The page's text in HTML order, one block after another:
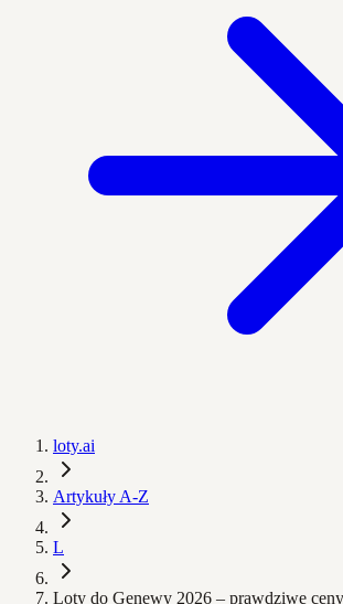
loty.ai
Artykuły A-Z
L
Loty do Genewy 2026 – prawdziwe